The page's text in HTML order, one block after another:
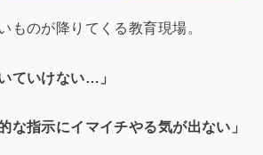
ものが降りてくる教育現場。
ていけない…」
な指示にイマイチやる気が出ない」